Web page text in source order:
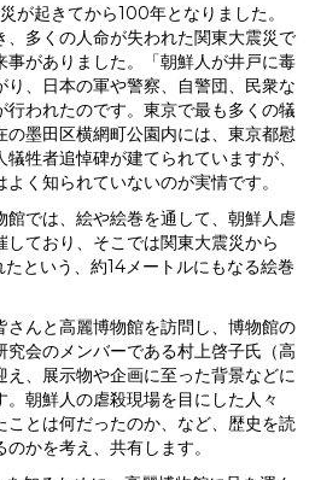
が起きてから100年となりました。
多くの人命が失われた関東大震災で
事がありました。「朝鮮人が井戸に毒
り、日本の軍や警察、自警団、民衆な
行われたのです。東京で最も多くの犠
墨田区横網町公園内には、東京都慰
牲者追悼碑が建てられていますが、
く知られていないのが実情です。
では、絵や絵巻を通して、朝鮮人虐
ており、そこでは関東大震災から
という、約14メートルにもなる絵巻
さんと高麗博物館を訪問し、博物館の
究会のメンバーである村上啓子氏（高
え、展示物や企画に至った背景などに
朝鮮人の虐殺現場を目にした人々
とは何だったのか、など、歴史を読
かを考え、共有します。